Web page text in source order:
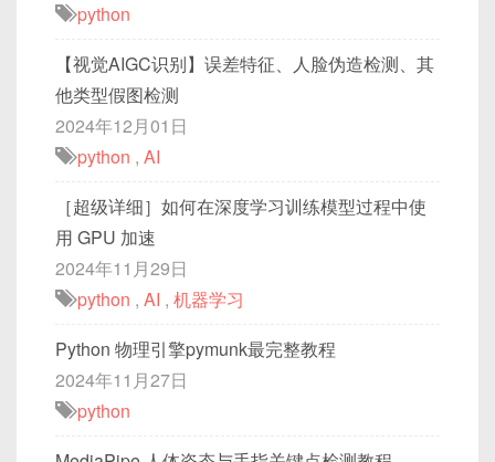
python
【视觉AIGC识别】误差特征、人脸伪造检测、其
他类型假图检测
2024年12月01日
python , AI
［超级详细］如何在深度学习训练模型过程中使
用 GPU 加速
2024年11月29日
python , AI , 机器学习
Python 物理引擎pymunk最完整教程
2024年11月27日
python